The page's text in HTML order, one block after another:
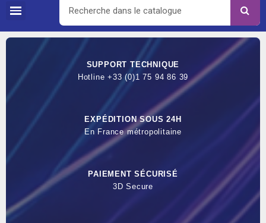
SUPPORT TECHNIQUE
Hotline +33 (0)1 75 94 86 39
EXPÉDITION SOUS 24H
En France métropolitaine
PAIEMENT SÉCURISÉ
3D Secure